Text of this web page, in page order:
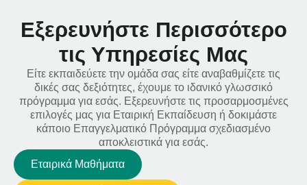
Εξερευνήστε Περισσότερο
τις Υπηρεσίες Μας
Είτε εκπαιδεύετε την ομάδα σας είτε αναβαθμίζετε τις
δικές σας δεξιότητες, έχουμε το ιδανικό γλωσσικό
πρόγραμμα για εσάς. Εξερευνήστε τις προσαρμοσμένες
επιλογές μας για Εταιρική Εκπαίδευση ή δοκιμάστε
κάποιο Επαγγελματικό Πρόγραμμα σχεδιασμένο
αποκλειστικά για εσάς.
Εταιρικά Μαθήματα